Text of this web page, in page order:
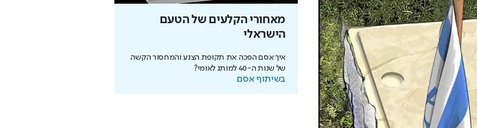
מאחורי הקלעים של הטעם
הישראלי
איך אסם הפכה את תקופת הצנע והמחסור הקשה
של שנות ה-40 למותג לאומי?
בשיתוף אסם
אתם עוד לא שם? הטיסה
למונדיאל כבר יצאה
יונדאי לוקחת אתכם לבמה הכי גדולה בעולם
בשיתוף יונדאי מבית כלמוביל